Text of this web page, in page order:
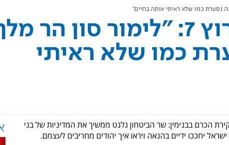
ח"כ צבי סוכות בערוץ 7: "לימור סון הר
כמו שלא ראיתי
הכרם בבנימין: שר הביטחון גלנט ממשיך את המדיניות של בני
יחככו ידיים בהנאה ויראו איך יהודים מחריבים לעצמם.